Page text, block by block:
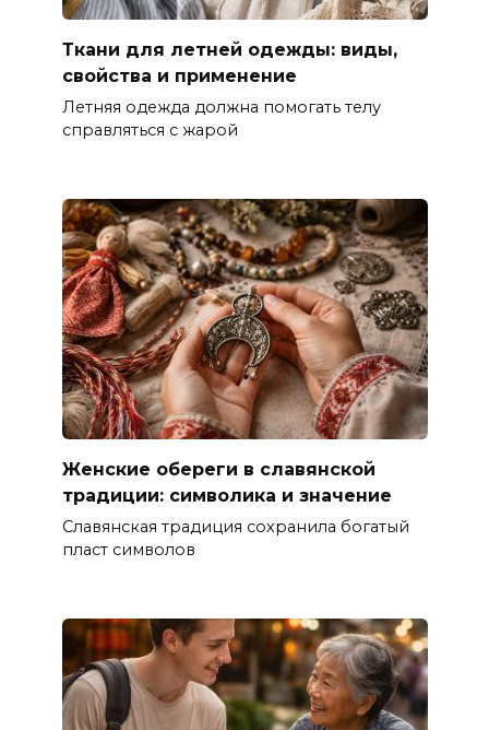
Ткани для летней одежды: виды,
свойства и применение
Летняя одежда должна помогать телу
справляться с жарой
Женские обереги в славянской
традиции: символика и значение
Славянская традиция сохранила богатый
пласт символов